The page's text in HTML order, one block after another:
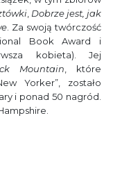
, Dobrze jest, jak
. Za swoją twórczość
Book Award i
kobieta). Jej
Mountain , które
Yorker”, zostało
i ponad 50 nagród.